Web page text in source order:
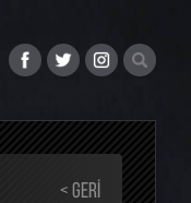
< GERI